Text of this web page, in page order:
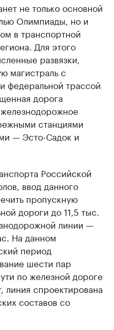
не только основной
Олимпиады, но и
в транспортной
Для этого
развязки,
магистраль с
федеральной трассой
дорога
станциями
— Эсто-Садок и
Российской
ввод данного
пропускную
дороги до 11,5 тыс.
линии —
На данном
период
шести пар
по железной дороге
линия спроектирована
составов со